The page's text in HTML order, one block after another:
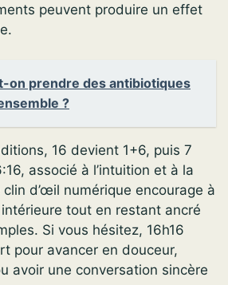
peuvent produire un effet
on prendre des antibiotiques
?
16 devient 1+6, puis 7
associé à l’intuition et à la
d’œil numérique encourage à
tout en restant ancré
Si vous hésitez, 16h16
pour avancer en douceur,
avoir une conversation sincère